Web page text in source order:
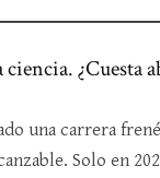
¿Cuesta
una carrera
Solo en